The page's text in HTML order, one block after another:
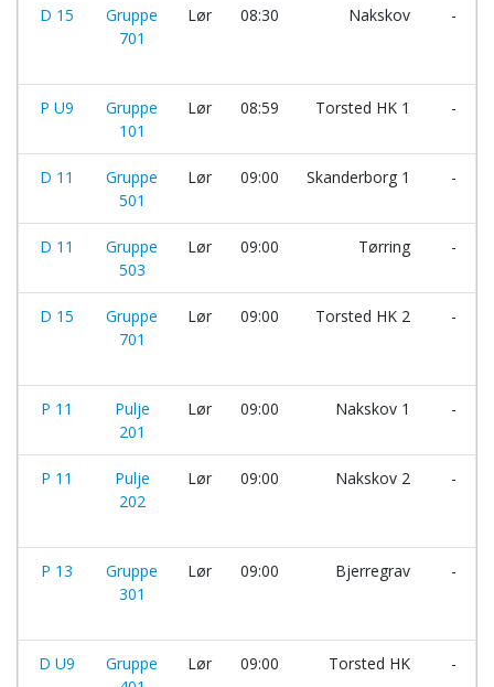
D 15
Gruppe
701
Lør 08:30 Nakskov -
P U9
Gruppe
101
Lør 08:59 Torsted HK 1 -
D 11
Gruppe
501
Lør 09:00 Skanderborg 1 -
D 11
Gruppe
503
Lør 09:00 Tørring -
D 15
Gruppe
701
Lør 09:00 Torsted HK 2 -
P 11
Pulje
201
Lør 09:00 Nakskov 1 -
P 11
Pulje
202
Lør 09:00 Nakskov 2 -
P 13
Gruppe
301
Lør 09:00 Bjerregrav -
D U9
Gruppe
Lør 09:00 Torsted HK -